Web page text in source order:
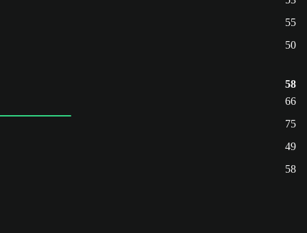
55
50
58
66
75
49
58